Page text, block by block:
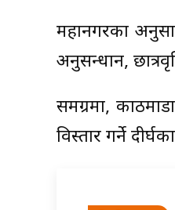
महानगरका
अनुसन्धान,
समग्रमा,
विस्तार गर्ने